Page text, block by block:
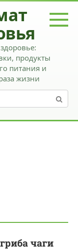
продукты
питания и
жизни
чаги